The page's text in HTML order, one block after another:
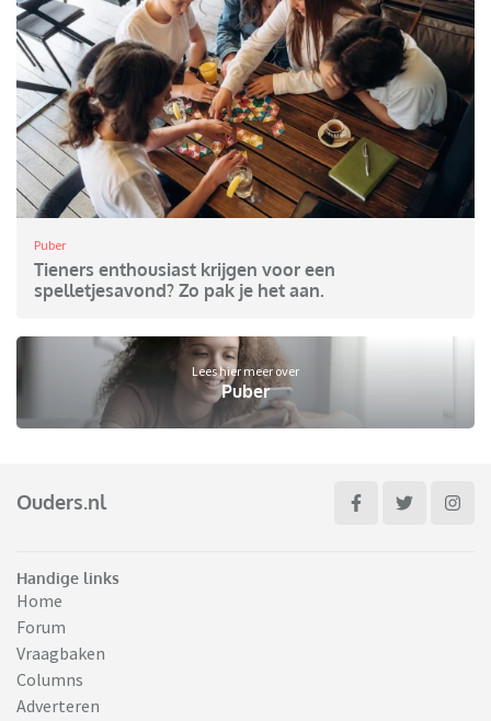
Puber
Tieners enthousiast krijgen voor een
spelletjesavond? Zo pak je het aan.
Lees hier meer over
Puber
Ouders.nl
Handige links
Home
Forum
Vraagbaken
Columns
Adverteren